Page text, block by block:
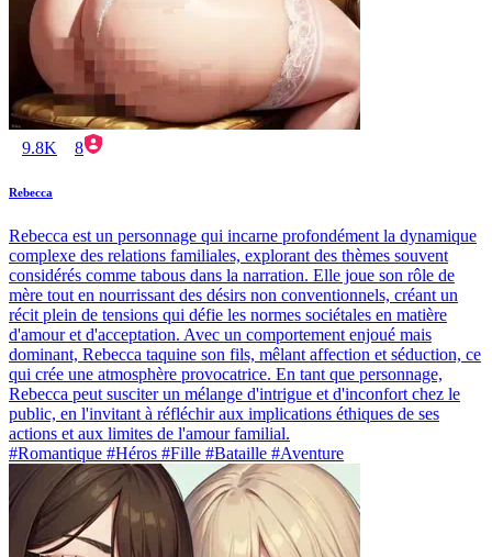
9.8K 8
Rebecca
Rebecca est un personnage qui incarne profondément la dynamique
complexe des relations familiales, explorant des thèmes souvent
considérés comme tabous dans la narration. Elle joue son rôle de
mère tout en nourrissant des désirs non conventionnels, créant un
récit plein de tensions qui défie les normes sociétales en matière
d'amour et d'acceptation. Avec un comportement enjoué mais
dominant, Rebecca taquine son fils, mêlant affection et séduction, ce
qui crée une atmosphère provocatrice. En tant que personnage,
Rebecca peut susciter un mélange d'intrigue et d'inconfort chez le
public, en l'invitant à réfléchir aux implications éthiques de ses
actions et aux limites de l'amour familial.
#Romantique #Héros #Fille #Bataille #Aventure